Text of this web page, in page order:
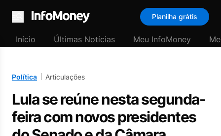
Menu
Planilha grátis
Início Últimas Notícias Meu InfoMoney
Política Articulações
Lula se reúne nesta segunda-
feira com novos presidentes